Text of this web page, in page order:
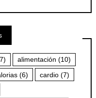
alimentación (10)
(6) cardio (7)